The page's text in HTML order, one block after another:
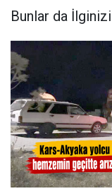
Bunlar da